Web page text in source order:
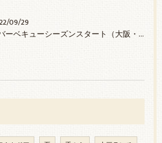
09/29
秋のバーベキューシーズンスタート（大阪・西中島）